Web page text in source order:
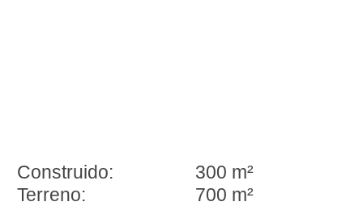
Construido:
300 m²
Terreno:
700 m²